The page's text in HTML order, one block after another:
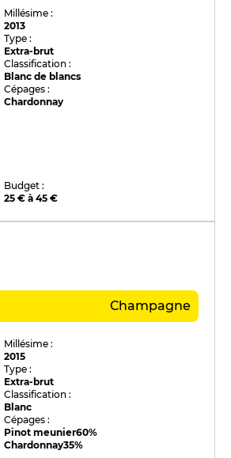
Millésime :
2013
Type :
Extra-brut
Classification :
Blanc de blancs
Cépages :
Chardonnay
Budget :
25 € à 45 €
Champagne
Millésime :
2015
Type :
Extra-brut
Classification :
Blanc
Cépages :
Pinot meunier60%
Chardonnay35%